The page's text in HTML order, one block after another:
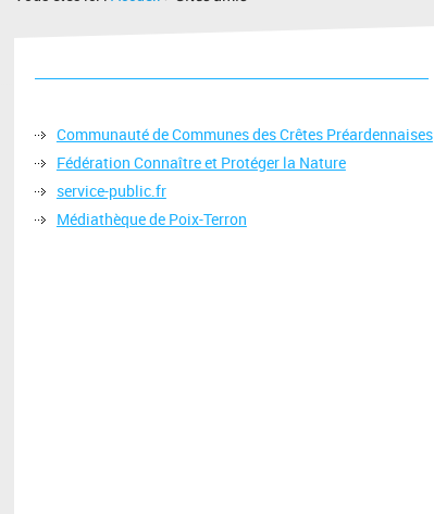
Communauté de Communes des Crêtes Préardennaises
Fédération Connaître et Protéger la Nature
service-public.fr
Médiathèque de Poix-Terron